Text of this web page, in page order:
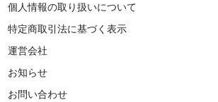
個人情報の取り扱いについて
特定商取引法に基づく表示
運営会社
お知らせ
お問い合わせ